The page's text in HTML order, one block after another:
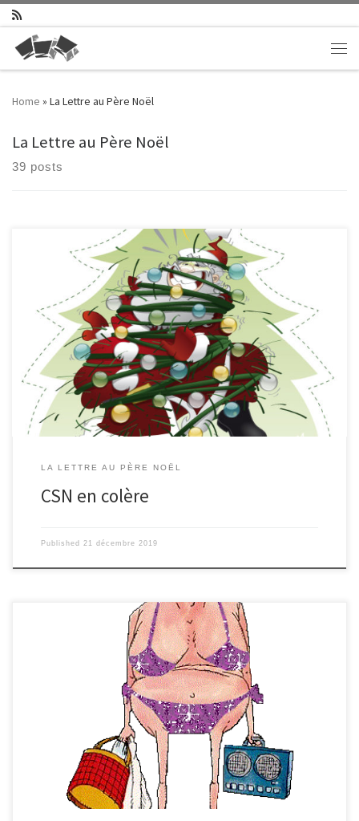
Skip to content
Home » La Lettre au Père Noël
La Lettre au Père Noël
39 posts
Cher Père Noël, je t’écris cette lettre en vue d’une amélioration de nos
conditions de vie. On se présente : nous sommes le CSN : Comité des
Sapins de Noël. Comme chaque année, nous serons décorés, par de
jolis ornements, de temps en temps, mais, le plus souvent, par
d’horribles décorations en tout genre : guirlandes à frou-frou, boules
multicolores, fausses bougies abîmées et j’en passe ! Ça n’est plus
possible, nous subissons ces horreurs depuis toujours sans rechigner.
Parfois, […]
LA LETTRE AU PÈRE NOËL
CSN en colère
Published 21 décembre 2019
Le maillot de compétition de Rosalie Fond du sac de compétition
Chambre de Rosalie Le Père Noël Rue des nuages Pôle Nord Très cher
Père Noël, Je t’écris, mais je te connais en fait à peine. Je n’ai connu
de toi que l’odeur de chacal de tes rênes (méfie-toi, leur odeur déteint
sur toi), ta délicatesse quand tu m’as posé au pied du sapin (tu avais
bu? du retard? heureusement que je ne suis pas fragile!), et les
décorations de […]